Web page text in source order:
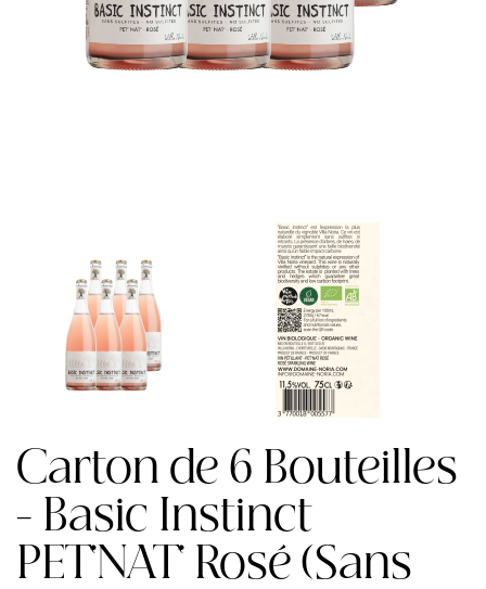
Carton de 6 Bouteilles
- Basic Instinct
PET'NAT' Rosé (Sans